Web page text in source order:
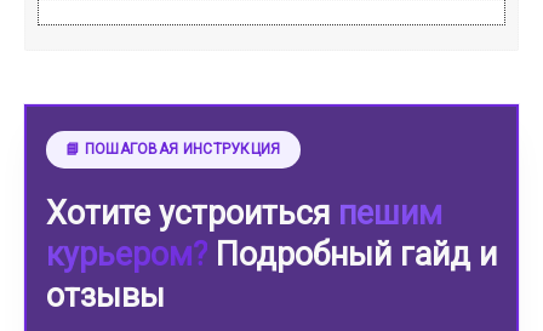
📘 ПОШАГОВАЯ ИНСТРУКЦИЯ
Хотите устроиться пешим
курьером? Подробный гайд и
отзывы